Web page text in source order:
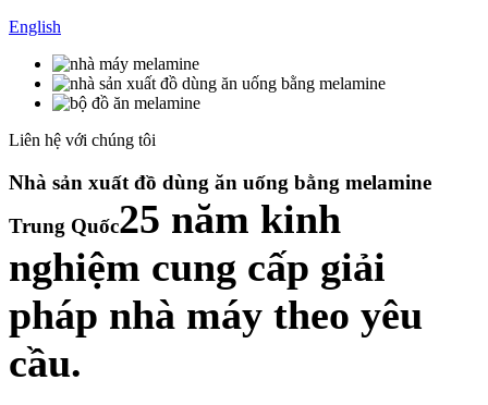
English
Liên hệ với chúng tôi
Nhà sản xuất đồ dùng ăn uống bằng melamine
Trung Quốc25 năm kinh
nghiệm cung cấp giải
pháp nhà máy theo yêu
cầu.